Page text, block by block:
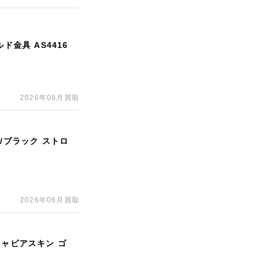
ド金具 AS4416
2026年06月買取
ラック ストロ
2026年06月買取
ビアスキン ゴ